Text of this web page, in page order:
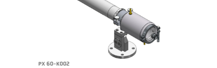
PX 60-K002